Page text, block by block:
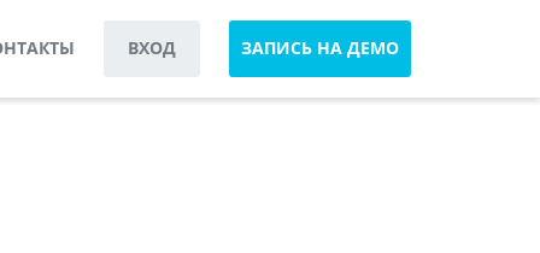
ВХОД ЗАПИСЬ НА ДЕМО